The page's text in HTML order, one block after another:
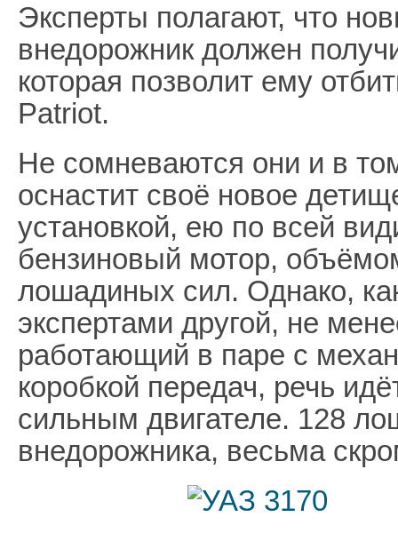
Эксперты полагают, что
внедорожник должен
которая позволит ему
Patriot.
Не сомневаются они и в
оснастит своё новое
установкой, ею по всей
бензиновый мотор,
лошадиных сил. Однако,
экспертами другой, не
работающий в паре с
коробкой передач, речь
сильным двигателе. 128
внедорожника, весьма